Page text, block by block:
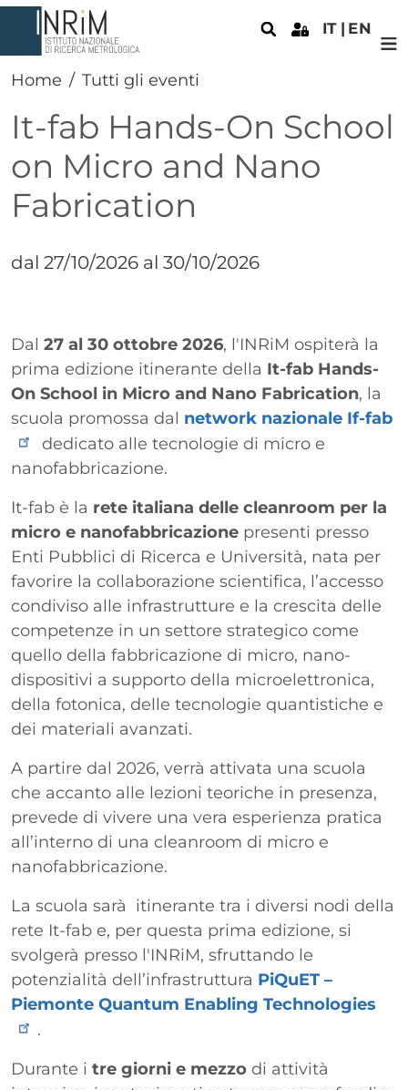
Salta al contenuto principale
IT EN
Home Tutti gli eventi
It-fab Hands-On School
on Micro and Nano
Fabrication
dal 27/10/2026 al 30/10/2026
Paragrafo
Testo
Dal 27 al 30 ottobre 2026, l'INRiM ospiterà la
prima edizione itinerante della It-fab Hands-
On School in Micro and Nano Fabrication, la
scuola promossa dal network nazionale If-fab
dedicato alle tecnologie di micro e
nanofabbricazione.
It-fab è la rete italiana delle cleanroom per la
micro e nanofabbricazione presenti presso
Enti Pubblici di Ricerca e Università, nata per
favorire la collaborazione scientifica, l’accesso
condiviso alle infrastrutture e la crescita delle
competenze in un settore strategico come
quello della fabbricazione di micro, nano-
dispositivi a supporto della microelettronica,
della fotonica, delle tecnologie quantistiche e
dei materiali avanzati.
A partire dal 2026, verrà attivata una scuola
che accanto alle lezioni teoriche in presenza,
prevede di vivere una vera esperienza pratica
all’interno di una cleanroom di micro e
nanofabbricazione.
La scuola sarà itinerante tra i diversi nodi della
rete It-fab e, per questa prima edizione, si
svolgerà presso l'INRiM, sfruttando le
potenzialità dell’infrastruttura PiQuET –
Piemonte Quantum Enabling Technologies
.
Durante i tre giorni e mezzo di attività